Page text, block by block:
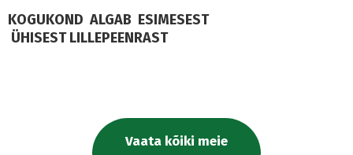
KOGUKOND ALGAB ESIMESEST
ÜHISEST LILLEPEENRAST
Vaata kõiki meie